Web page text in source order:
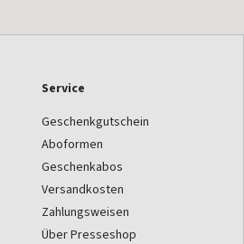
Service
Geschenkgutschein
Aboformen
Geschenkabos
Versandkosten
Zahlungsweisen
Über Presseshop